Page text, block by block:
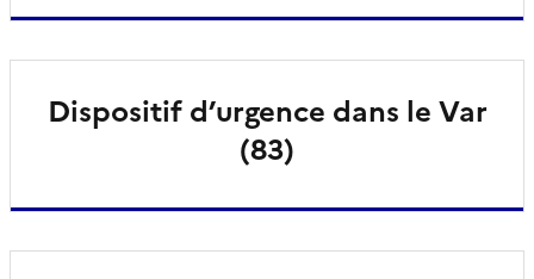
Dispositif d’urgence dans le Var
(83)